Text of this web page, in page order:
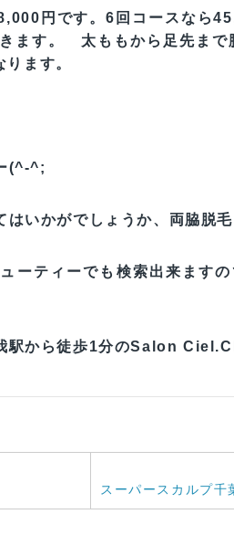
円です。6回コースなら
ます。
太ももから足先ま
ます。
(^-^;
はいかがでしょうか、両脇脱
ーティーでも検索出来ます
駅から徒歩1分のSalon
スーパースカルプ千